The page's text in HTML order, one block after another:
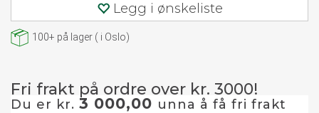
Legg i ønskeliste
100+ på lager ( i Oslo)
Fri frakt på ordre over kr. 3000!
Du er kr. 3 000,00 unna å få fri frakt